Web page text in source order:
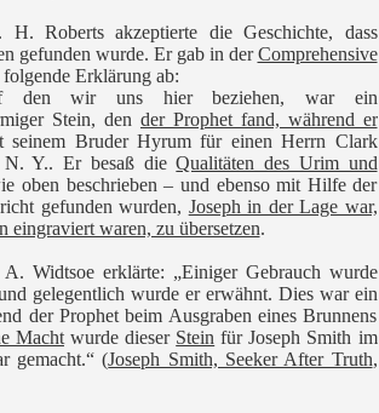
Roberts akzeptierte die Geschichte, dass
gefunden wurde. Er gab in derComprehensive
Erklärung ab:
den wir uns hier beziehen, war ein
Stein, den der Prophet fand, während er
seinem Bruder Hyrum für einen Herrn Clark
N. Y.. Er besaß dieQualitäten des Urim und
oben beschrieben – und ebenso mit Hilfe der
gefunden wurden, Joseph in der Lage war,
eingraviert waren, zu übersetzen.
Widtsoe erklärte: „Einiger Gebrauch wurde
gelegentlich wurde er erwähnt. Dies war ein
der Prophet beim Ausgraben eines Brunnens
Machtwurde dieser Stein für Joseph Smith im
gemacht.“(Joseph Smith, Seeker After Truth,